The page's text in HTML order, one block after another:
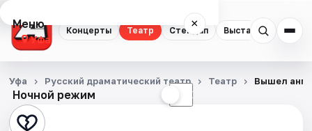
Концерты Театр Стендап Выставки
Меню ×
Уфа
Концерты
Театр
Ночной режим ☾
Уфа Русский драматический театр Театр Вышел